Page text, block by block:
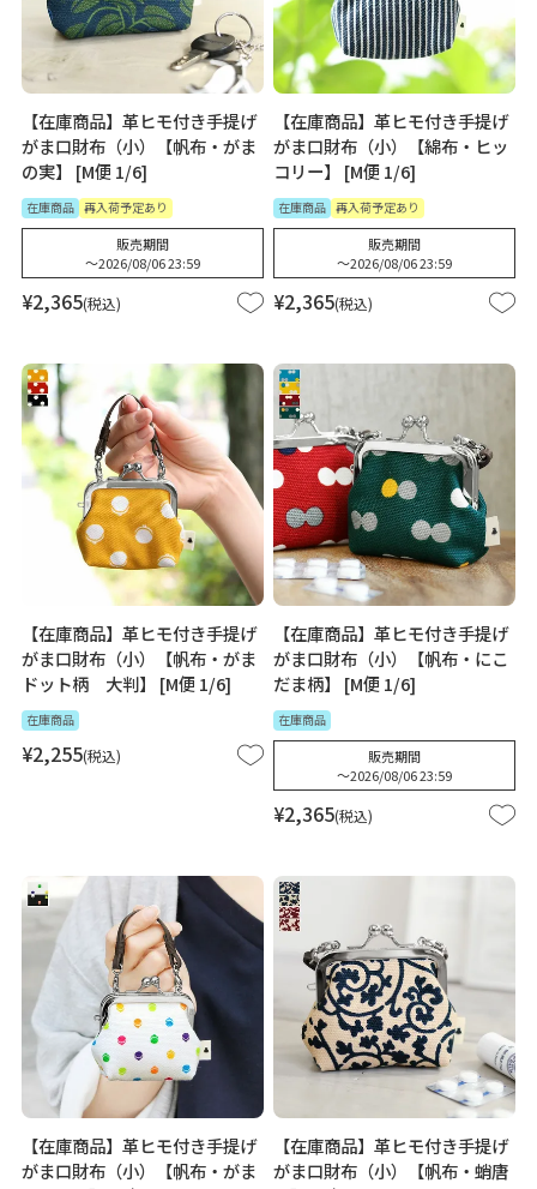
【在庫商品】革ヒモ付き手提げ
がま口財布（小）【帆布・がま
の実】 [M便 1/6]
在庫商品 再入荷予定あり
¥2,365 税込
販売期間
〜2026/08/06 23:59
【在庫商品】革ヒモ付き手提げ
がま口財布（小）【綿布・ヒッ
コリー】 [M便 1/6]
在庫商品 再入荷予定あり
¥2,365 税込
販売期間
〜2026/08/06 23:59
【在庫商品】革ヒモ付き手提げ
がま口財布（小）【帆布・がま
ドット柄 大判】 [M便 1/6]
在庫商品
¥2,255 税込
【在庫商品】革ヒモ付き手提げ
がま口財布（小）【帆布・にこ
だま柄】 [M便 1/6]
在庫商品
¥2,365 税込
販売期間
〜2026/08/06 23:59
【在庫商品】革ヒモ付き手提げ
がま口財布（小）【帆布・がま
【在庫商品】革ヒモ付き手提げ
がま口財布（小）【帆布・蛸唐